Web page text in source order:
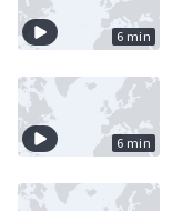
6 min
6 min